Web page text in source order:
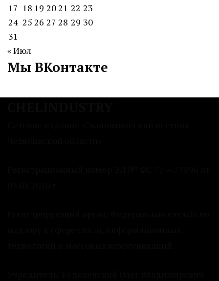
17 18 19 2021 22 23
24 25 26 27 28 29 30
31
« Июл
Мы ВКонтакте